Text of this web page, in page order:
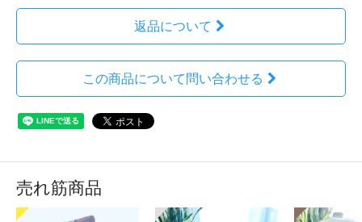
返品について
この商品について問い合わせる
売れ筋商品